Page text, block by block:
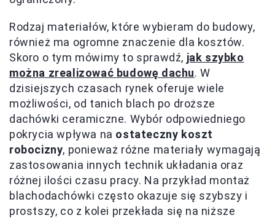
Rodzaj materiałów, które wybieram do budowy,
również ma ogromne znaczenie dla kosztów.
Skoro o tym mówimy to sprawdź, jak szybko
można zrealizować budowę dachu. W
dzisiejszych czasach rynek oferuje wiele
możliwości, od tanich blach po droższe
dachówki ceramiczne. Wybór odpowiedniego
pokrycia wpływa na ostateczny koszt
robocizny, ponieważ różne materiały wymagają
zastosowania innych technik układania oraz
różnej ilości czasu pracy. Na przykład montaż
blachodachówki często okazuje się szybszy i
prostszy, co z kolei przekłada się na niższe